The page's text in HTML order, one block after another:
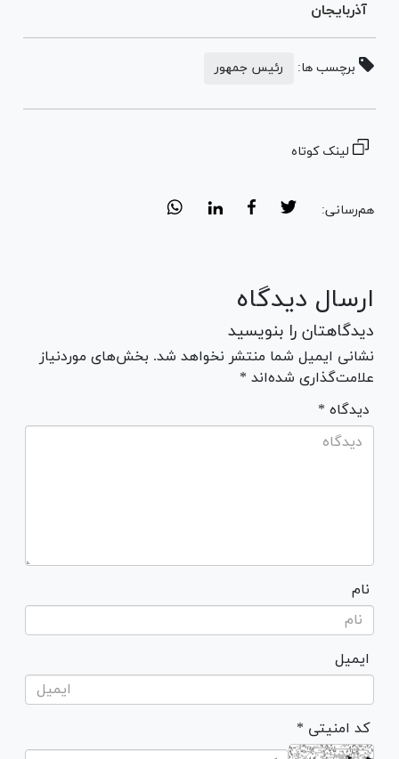
آذربایجان
برچسب ها: رئیس جمهور
لینک کوتاه
هم‌رسانی:
ارسال دیدگاه
دیدگاهتان را بنویسید
نشانی ایمیل شما منتشر نخواهد شد. بخش‌های موردنیاز
علامت‌گذاری شده‌اند *
* دیدگاه
نام
ایمیل
* کد امنیتی